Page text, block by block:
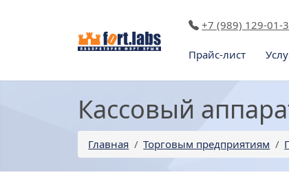
+7 (989) 129-01-
Прайс-лист
Кассовый
Главная Торговым предприятиям